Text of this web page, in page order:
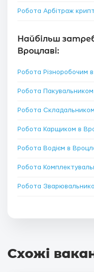
Робота Арбітраж
Найбільш
Вроцлаві:
Робота Різноробочим
Робота Пакувальником
Робота
Робота Карщиком в
Робота Водієм в
Робота
Робота
Схожі